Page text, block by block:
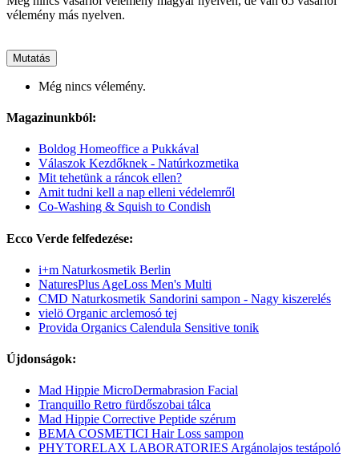
vélemény más nyelven.
Mutatás
Még nincs vélemény.
Magazinunkból:
Boldog Homeoffice a Pukkával
Válaszok Kezdőknek - Natúrkozmetika
Mit tehetünk a ráncok ellen?
Amit tudni kell a nap elleni védelemről
Co-Washing & Squish to Condish
Ecco Verde felfedezése:
i+m Naturkosmetik Berlin
NaturesPlus AgeLoss Men's Multi
CMD Naturkosmetik Sandorini sampon - Nagy kiszerelés
vielö Organic arclemosó tej
Provida Organics Calendula Sensitive tonik
Újdonságok:
Mad Hippie MicroDermabrasion Facial
Tranquillo Retro fürdőszobai tálca
Mad Hippie Corrective Peptide szérum
BEMA COSMETICI Hair Loss sampon
PHYTORELAX LABORATORIES Argánolajos testápoló